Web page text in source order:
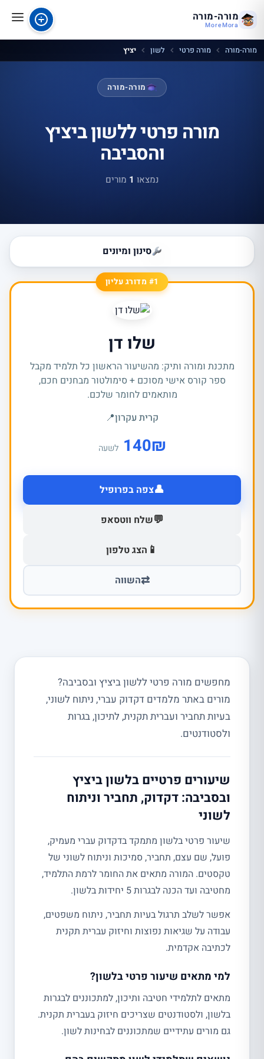
מורה-מורה
MoreMora
מורה-מורה מורה פרטי לשון יציץ
מורה-מורה
מורה פרטי ללשון ביציץ
והסביבה
נמצאו 1 מורים
סינון ומיונים
#1 מדורג עליון
שלו דן
מתכנת ומורה ותיק: מהשיעור הראשון כל תלמיד מקבל
ספר קורס אישי מסוכם + סימולטור מבחנים חכם,
מותאמים לחומר שלכם.
קרית עקרון📍
₪
140 לשעה
👤צפה בפרופיל
💬שלח ווטסאפ
📱 הצג טלפון
⇄השווה
מחפשים מורה פרטי ללשון ביציץ ובסביבה?
מורים באתר מלמדים דקדוק עברי, ניתוח לשוני,
בעיות תחביר ועברית תקנית, לתיכון, בגרות
ולסטודנטים.
שיעורים פרטיים בלשון ביציץ
ובסביבה: דקדוק, תחביר וניתוח
לשוני
שיעור פרטי בלשון מתמקד בדקדוק עברי מעמיק,
פועל, שם עצם, תחביר, סמיכות וניתוח לשוני של
טקסטים. המורה מתאים את החומר לרמת התלמיד,
מחטיבה ועד הכנה לבגרות 5 יחידות בלשון.
אפשר לשלב תרגול בעיות תחביר, ניתוח משפטים,
עבודה על שגיאות נפוצות וחיזוק עברית תקנית
לכתיבה אקדמית.
למי מתאים שיעור פרטי בלשון?
מתאים לתלמידי חטיבה ותיכון, למתכוננים לבגרות
בלשון, ולסטודנטים שצריכים חיזוק בעברית תקנית.
גם מורים עתידיים שמתכוננים לבחינות לשון.